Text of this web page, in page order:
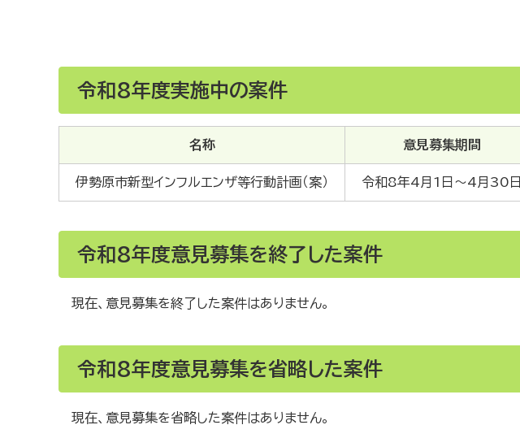
令和8年度実施中の案件
名称 意見募集期間
伊勢原市新型インフルエンザ等行動計画（案） 令和8年4月1日～4月30日
令和8年度意見募集を終了した案件
現在、意見募集を終了した案件はありません。
令和8年度意見募集を省略した案件
現在、意見募集を省略した案件はありません。